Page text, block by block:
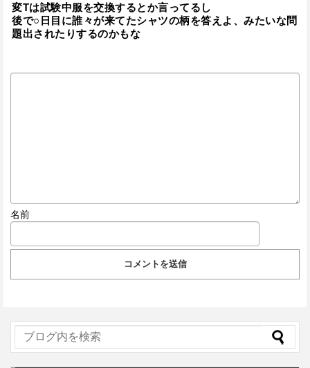
変Tは試験中服を交換するとか言ってるし
後で○日目に誰々が来てたシャツの柄を答えよ、みたいな問
題出されたりするのかもな
名前